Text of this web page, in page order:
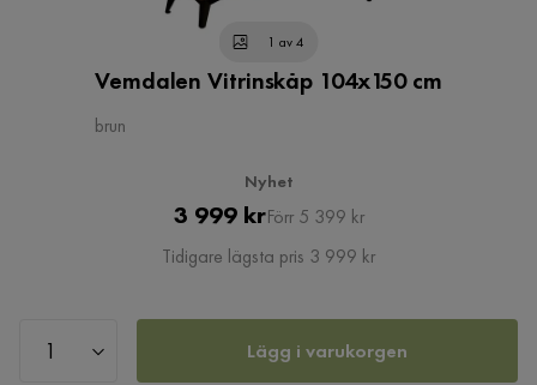
1 av 4
Vemdalen Vitrinskåp 104x150 cm
brun
Nyhet
Pris
3 999 krOriginal
Pris
Förr 5 399 kr
Tidigare lägsta pris 3 999 kr
Lägg i varukorgen